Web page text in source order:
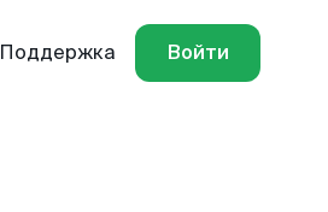
Поддержка Войти